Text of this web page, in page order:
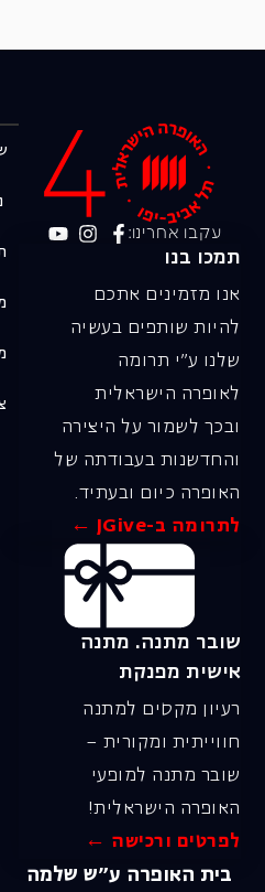
עקבו אחרינו:
תמכו בנו
אנו מזמינים אתכם
להיות שותפים בעשיה
שלנו ע"י תרומה
לאופרה הישראלית
ובכך לשמור על היצירה
והחדשנות בעבודתה של
האופרה כיום ובעתיד.
לתרומה ב-JGive ←
שובר מתנה. מתנה
אישית מפנקת
רעיון מקסים למתנה
חווייתית ומקורית –
שובר מתנה למופעי
האופרה הישראלית!
לפרטים ורכישה ←
בית האופרה ע״ש שלמה